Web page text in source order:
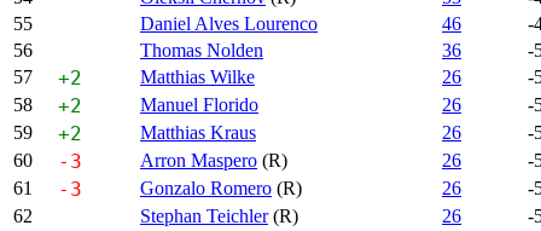
55
Daniel Alves Lourenco 46
-
56
Thomas Nolden 36
-
57
+2 Matthias Wilke 26
-
58
+2 Manuel Florido 26
-
59
+2 Matthias Kraus 26
-
60
-3 Arron Maspero (R) 26
-
61
-3 Gonzalo Romero (R) 26
-
62
Stephan Teichler(R) 26
-